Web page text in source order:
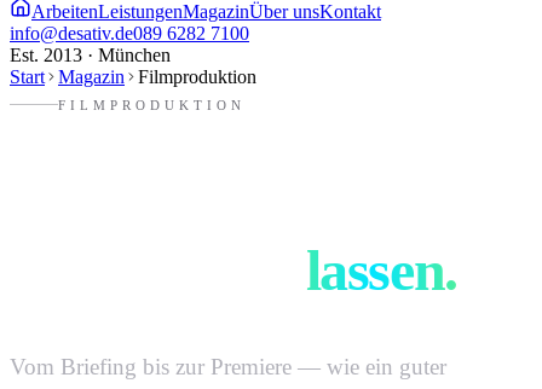
ArbeitenLeistungenMagazinÜber unsKontakt
info@desativ.de089 6282 7100
Est. 2013 · München
Start
Magazin Filmproduktion
FILMPRODUKTION
lassen.
Vom Briefing bis zur Premiere — wie ein guter